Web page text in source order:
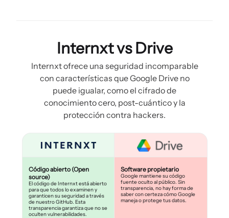
Internxt vs Drive
Internxt ofrece una seguridad incomparable
con características que Google Drive no
puede igualar, como el cifrado de
conocimiento cero, post-cuántico y la
protección contra hackers.
Código abierto (Open
source)
El código de Internxt está abierto
para que todos lo examinen y
garanticen su seguridad a través
de nuestro GitHub. Esta
transparencia garantiza que no se
oculten vulnerabilidades.
Software propietario
Google mantiene su código
fuente oculto al público. Sin
transparencia, no hay forma de
saber con certeza cómo Google
maneja o protege tus datos.